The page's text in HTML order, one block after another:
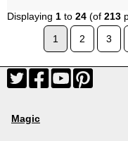
Displaying 1 to 24 (of 213
1
2 3
Magic